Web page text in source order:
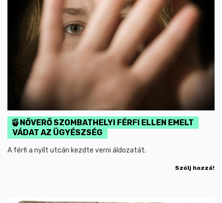
NŐVERŐ SZOMBATHELYI FÉRFI ELLEN EMELT
VÁDAT AZ ÜGYÉSZSÉG
A férfi a nyílt utcán kezdte verni áldozatát.
Szólj hozzá!